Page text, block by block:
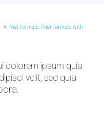
in Post Formats Post Formats with
dolorem ipsum quia
velit, sed quia